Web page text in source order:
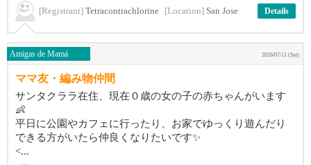
[Registrant] Tetracontrachlorine [Location] San Jose Details
Amigas de Mamá 2026/07/11 (Sat)
ママ友・編み物仲間
サンタクララ在住、現在０歳の女の子の赤ちゃんがいます
👶
平日に公園やカフェに行ったり、お家でゆっくり遊んだり
できる方がいたら仲良くなりたいです✨
<...